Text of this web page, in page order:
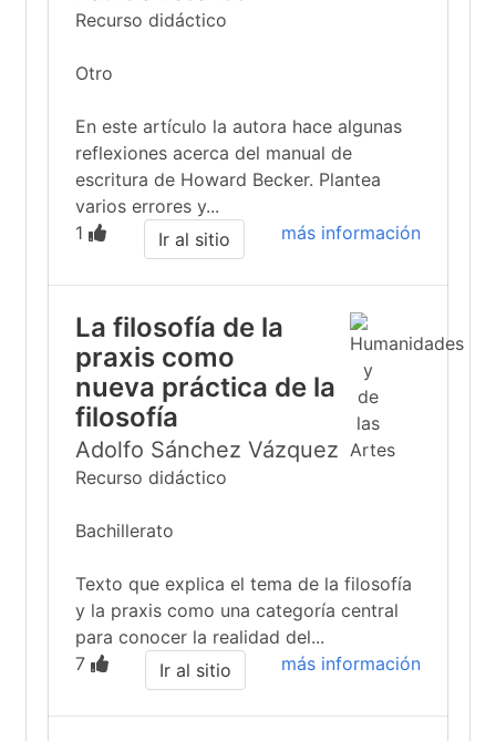
Recurso didáctico
Otro
En este artículo la autora hace algunas
reflexiones acerca del manual de
escritura de Howard Becker. Plantea
varios errores y...
1
más información
Ir al sitio
La filosofía de la
praxis como
nueva práctica de la
filosofía
Adolfo Sánchez Vázquez
Recurso didáctico
Bachillerato
Texto que explica el tema de la filosofía
y la praxis como una categoría central
para conocer la realidad del...
7
más información
Ir al sitio